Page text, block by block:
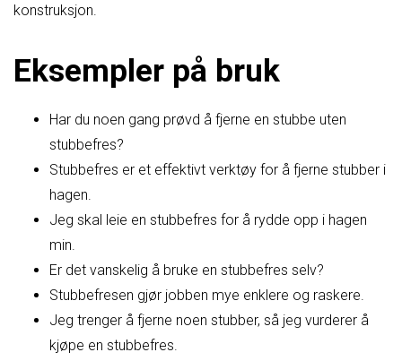
konstruksjon.
Eksempler på bruk
Har du noen gang prøvd å fjerne en stubbe uten
stubbefres?
Stubbefres er et effektivt verktøy for å fjerne stubber i
hagen.
Jeg skal leie en stubbefres for å rydde opp i hagen
min.
Er det vanskelig å bruke en stubbefres selv?
Stubbefresen gjør jobben mye enklere og raskere.
Jeg trenger å fjerne noen stubber, så jeg vurderer å
kjøpe en stubbefres.